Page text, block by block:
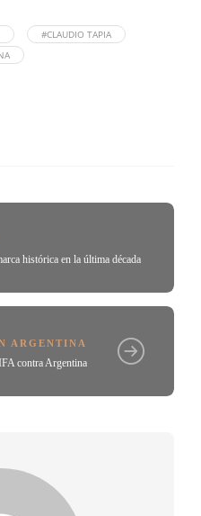
#CLAUDIO TAPIA
histórica en la última década
ARGENTINA
contra Argentina